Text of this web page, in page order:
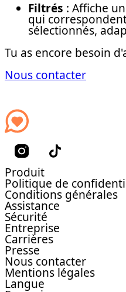
Filtrés : Affiche
qui
sélectionnés,
Tu as encore besoin
Nous contacter
Produit
Politique de
Conditions générales
Assistance
Sécurité
Entreprise
Carrières
Presse
Nous contacter
Mentions légales
Langue